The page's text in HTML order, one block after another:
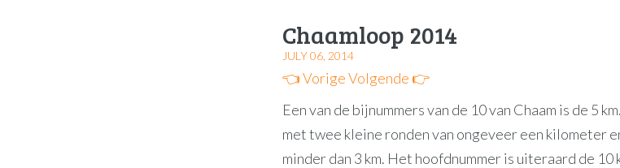
Chaamloop 2014
JULY 06, 2014
👈 VorigeVolgende 👉
Een van de bijnummers van de 10 van Chaam is de 5
met twee kleine ronden van ongeveer een kilometer
minder dan 3 km. Het hoofdnummer is uiteraard de 10